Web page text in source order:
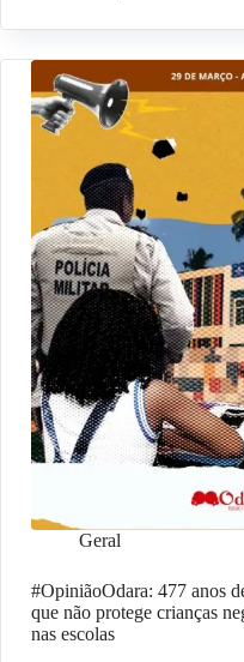
Geral
#OpiniãoOdara: 477 anos
que não protege crianças
nas escolas